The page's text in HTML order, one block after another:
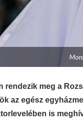
rendezik meg a
az egész
is